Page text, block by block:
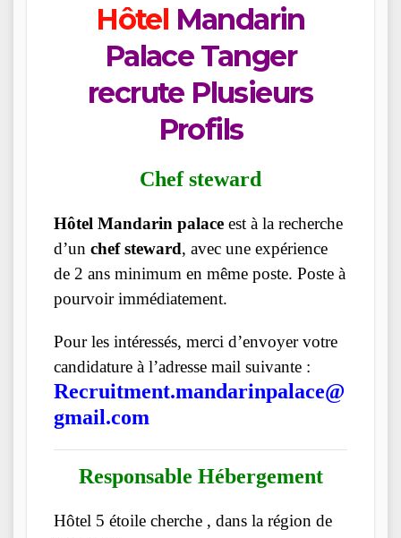
Hôtel Mandarin
Palace Tanger
recrute Plusieurs
Profils
Chef steward
Hôtel Mandarin palace est à la recherche
d’un chef steward, avec une expérience
de 2 ans minimum en même poste. Poste à
pourvoir immédiatement.
Pour les intéressés, merci d’envoyer votre
candidature à l’adresse mail suivante :
Recruitment.mandarinpalace@
gmail.com
Responsable Hébergement
Hôtel 5 étoile cherche , dans la région de